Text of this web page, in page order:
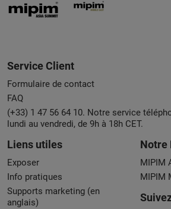
Service Client
Formulaire de contact
FAQ
(+33) 1 47 56 64 10. Notre service
lundi au vendredi, de 9h à 18h CET.
Liens utiles
Exposer
Info pratiques
Supports marketing (en
anglais)
Notre
MIPIM
MIPIM